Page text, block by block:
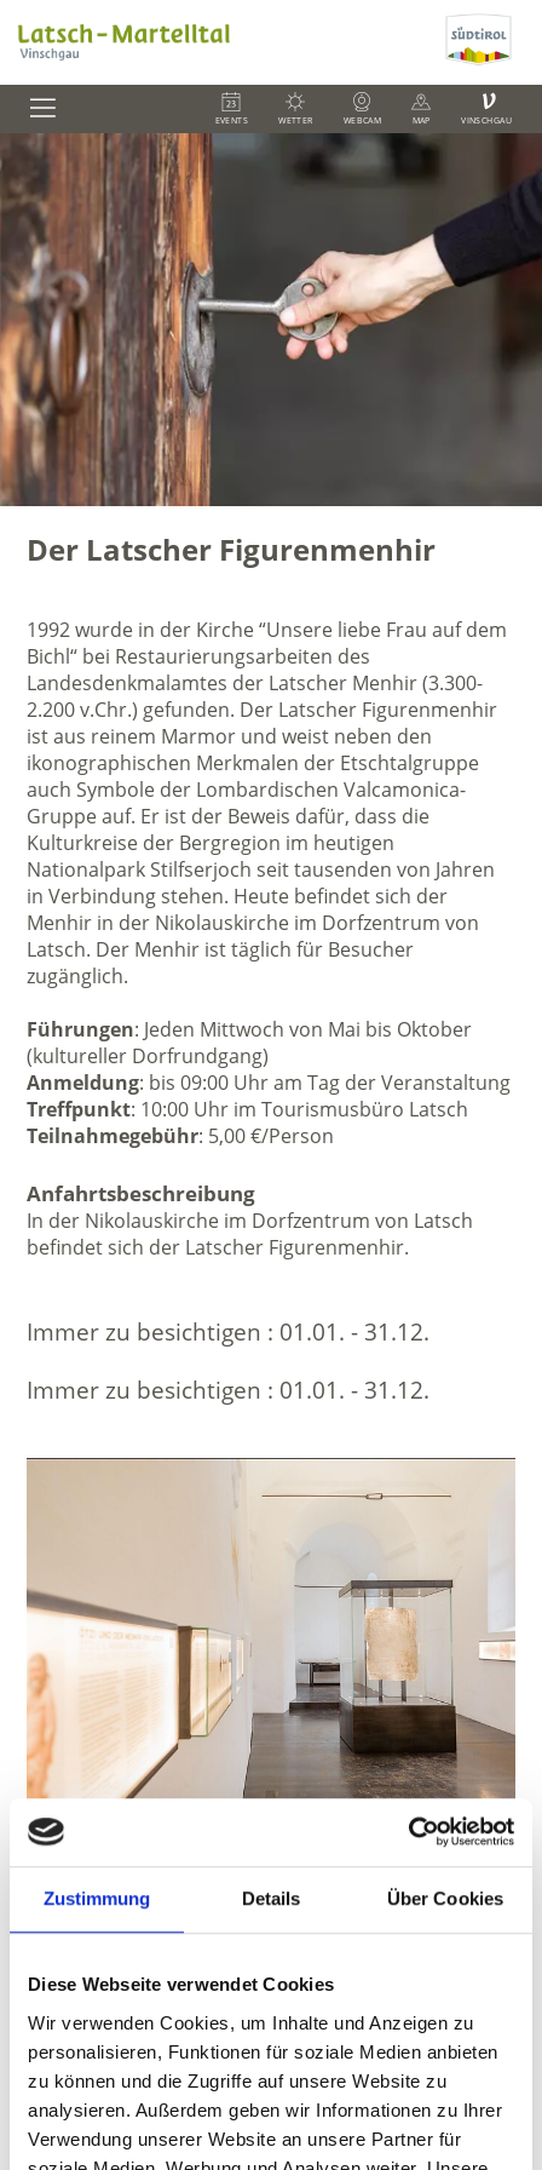
Zustimmung Details Über Cookies
Diese Webseite verwendet Cookies
Wir verwenden Cookies, um Inhalte und Anzeigen zu
personalisieren, Funktionen für soziale Medien anbieten
zu können und die Zugriffe auf unsere Website zu
analysieren. Außerdem geben wir Informationen zu Ihrer
Verwendung unserer Website an unsere Partner für
EVENTS WETTER WEBCAM MAP
V
VINSCHGAU
Der Latscher Figurenmenhir
1992 wurde in der Kirche “Unsere liebe Frau auf dem
Bichl“ bei Restaurierungsarbeiten des
Landesdenkmalamtes der Latscher Menhir (3.300-
2.200 v.Chr.) gefunden. Der Latscher Figurenmenhir
ist aus reinem Marmor und weist neben den
ikonographischen Merkmalen der Etschtalgruppe
auch Symbole der Lombardischen Valcamonica-
Gruppe auf. Er ist der Beweis dafür, dass die
Kulturkreise der Bergregion im heutigen
Nationalpark Stilfserjoch seit tausenden von Jahren
in Verbindung stehen. Heute befindet sich der
Menhir in der Nikolauskirche im Dorfzentrum von
Latsch. Der Menhir ist täglich für Besucher
zugänglich.
Führungen: Jeden Mittwoch von Mai bis Oktober
(kultureller Dorfrundgang)
Anmeldung: bis 09:00 Uhr am Tag der Veranstaltung
Treffpunkt: 10:00 Uhr im Tourismusbüro Latsch
Teilnahmegebühr: 5,00 €/Person
Anfahrtsbeschreibung
In der Nikolauskirche im Dorfzentrum von Latsch
befindet sich der Latscher Figurenmenhir.
Immer zu besichtigen : 01.01. - 31.12.
Immer zu besichtigen : 01.01. - 31.12.
Hauptplatz 14
39021Latsch
info@latsch.it
zurück zur Übersicht